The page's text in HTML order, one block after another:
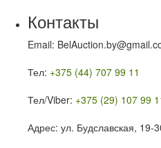
Контакты
Email:
Тел: +375 (44) 707 99 11
Тел/Viber: +375 (29) 107 99
Адрес: ул. Будславская, 19-